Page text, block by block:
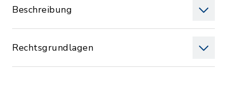
Beschreibung
Rechtsgrundlagen